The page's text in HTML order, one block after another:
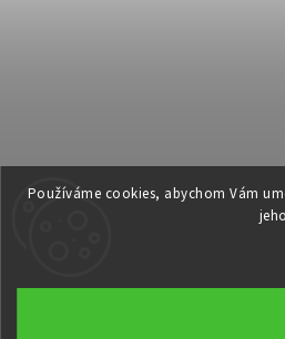
Používáme cookies, abychom Vám